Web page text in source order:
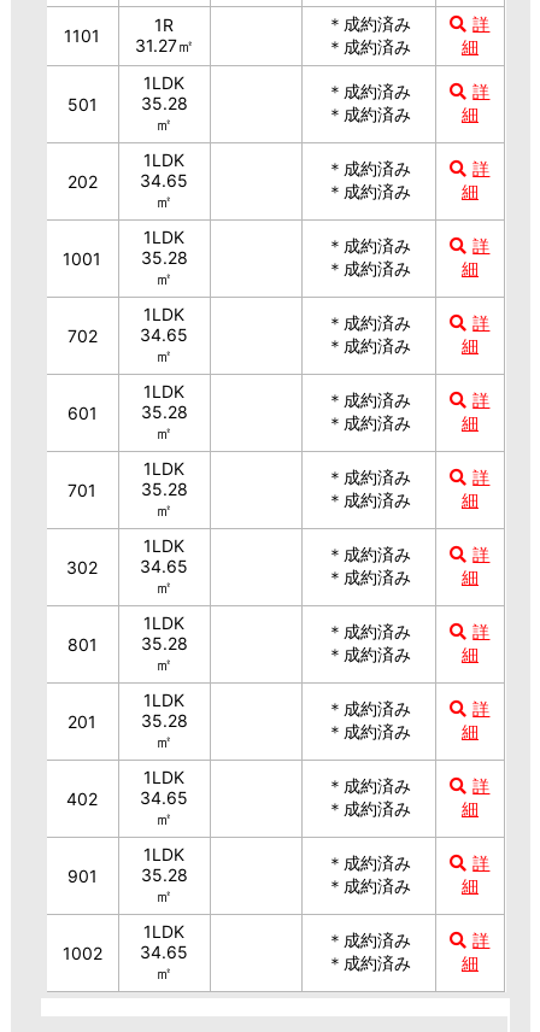
1101
1R
31.27㎡
＊成約済み
＊成約済み
詳
細
501
1LDK
35.28
㎡
＊成約済み
＊成約済み
詳
細
202
1LDK
34.65
㎡
＊成約済み
＊成約済み
詳
細
1001
1LDK
35.28
㎡
＊成約済み
＊成約済み
詳
細
702
1LDK
34.65
㎡
＊成約済み
＊成約済み
詳
細
601
1LDK
35.28
㎡
＊成約済み
＊成約済み
詳
細
701
1LDK
35.28
㎡
＊成約済み
＊成約済み
詳
細
302
1LDK
34.65
㎡
＊成約済み
＊成約済み
詳
細
801
1LDK
35.28
㎡
＊成約済み
＊成約済み
詳
細
201
1LDK
35.28
㎡
＊成約済み
＊成約済み
詳
細
402
1LDK
34.65
㎡
＊成約済み
＊成約済み
詳
細
901
1LDK
35.28
㎡
＊成約済み
＊成約済み
詳
細
1002
1LDK
34.65
㎡
＊成約済み
＊成約済み
詳
細